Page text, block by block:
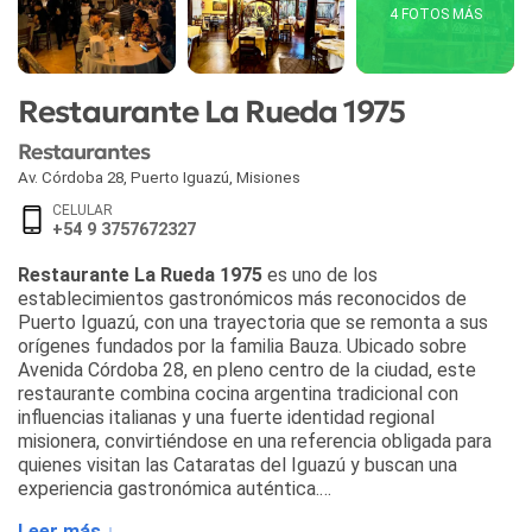
4 FOTOS MÁS
Restaurante La Rueda 1975
Restaurantes
Av. Córdoba 28 Puerto Iguazú Misiones
CELULAR
+54 9 3757672327
Restaurante La Rueda 1975 es uno de los
establecimientos gastronómicos más reconocidos de
Puerto Iguazú, con una trayectoria que se remonta a sus
orígenes fundados por la familia Bauza. Ubicado sobre
Avenida Córdoba 28, en pleno centro de la ciudad, este
restaurante combina cocina argentina tradicional con
influencias italianas y una fuerte identidad regional
misionera, convirtiéndose en una referencia obligada para
quienes visitan las Cataratas del Iguazú y buscan una
experiencia gastronómica auténtica.